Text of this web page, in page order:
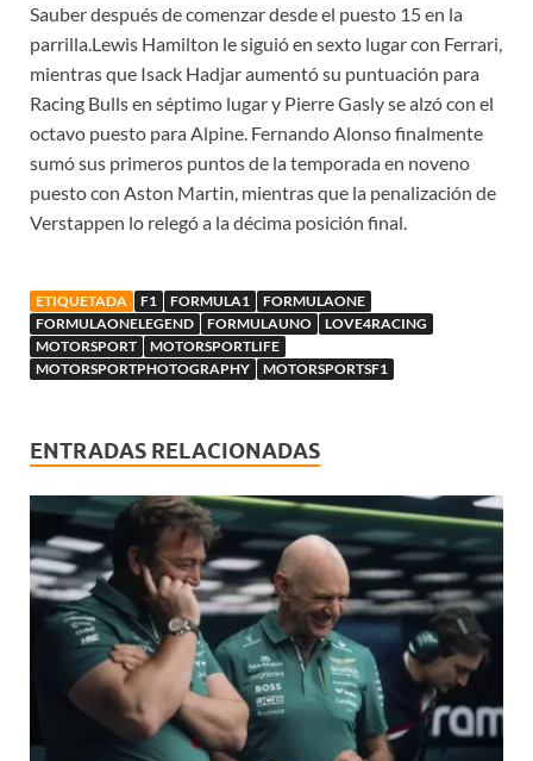
Sauber después de comenzar desde el puesto 15 en la
parrilla.Lewis Hamilton le siguió en sexto lugar con Ferrari,
mientras que Isack Hadjar aumentó su puntuación para
Racing Bulls en séptimo lugar y Pierre Gasly se alzó con el
octavo puesto para Alpine. Fernando Alonso finalmente
sumó sus primeros puntos de la temporada en noveno
puesto con Aston Martin, mientras que la penalización de
Verstappen lo relegó a la décima posición final.
ETIQUETADA F1 FORMULA1
FORMULAONE
FORMULAONELEGEND
FORMULAUNO
LOVE4RACING
MOTORSPORT
MOTORSPORTLIFE
MOTORSPORTPHOTOGRAPHY
MOTORSPORTSF1
ENTRADAS RELACIONADAS